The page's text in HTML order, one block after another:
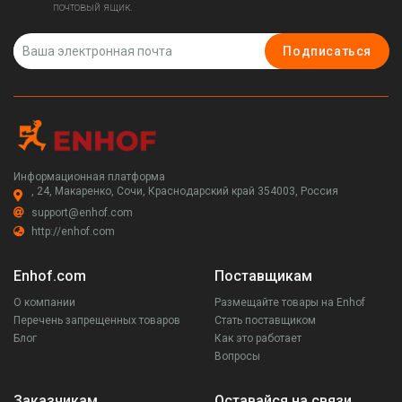
почтовый ящик.
Подписаться
Информационная платформа
, 24, Макаренко, Сочи, Краснодарский край 354003, Россия
support@enhof.com
http://enhof.com
Enhof.com
О компании
Перечень запрещенных товаров
Блог
Поставщикам
Размещайте товары на Enhof
Стать поставщиком
Как это работает
Вопросы